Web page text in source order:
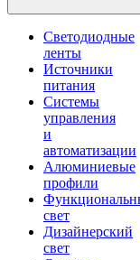
Светодиодные
ленты
Источники
питания
Системы
управления
и
автоматизации
Алюминиевые
профили
свет
Дизайнерский
свет